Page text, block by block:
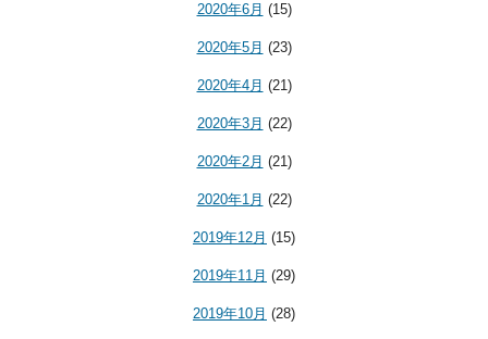
2020年6月 (15)
2020年5月 (23)
2020年4月 (21)
2020年3月 (22)
2020年2月 (21)
2020年1月 (22)
2019年12月 (15)
2019年11月 (29)
2019年10月 (28)